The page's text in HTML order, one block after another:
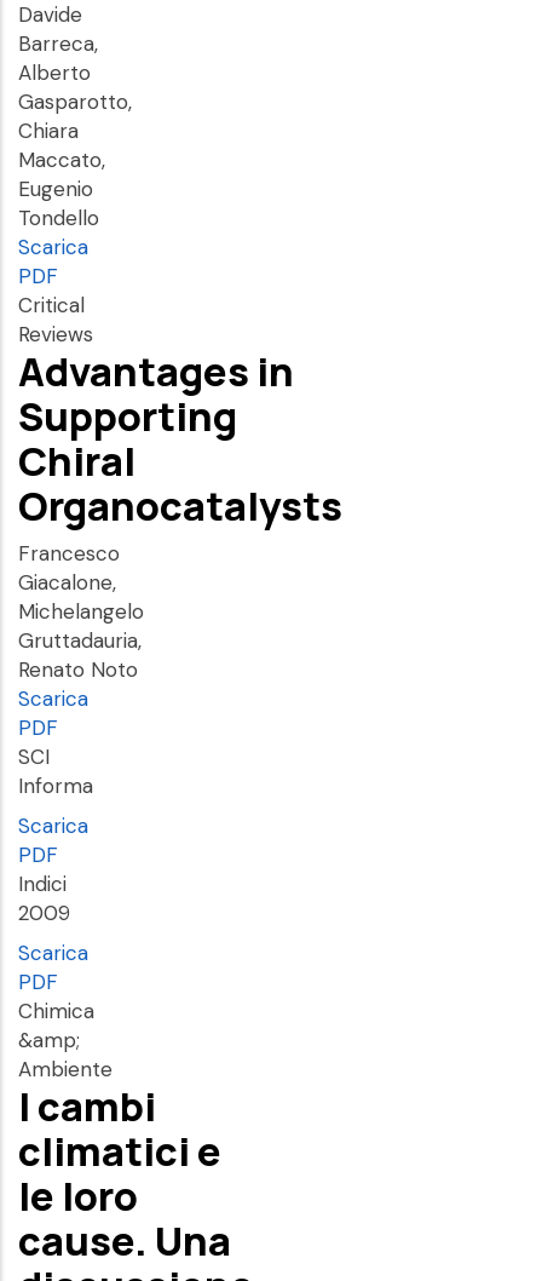
Davide
Barreca,
Alberto
Gasparotto,
Chiara
Maccato,
Eugenio
Tondello
Scarica
PDF
Critical
Reviews
Advantages in
Supporting
Chiral
Organocatalysts
Francesco
Giacalone,
Michelangelo
Gruttadauria,
Renato Noto
Scarica
PDF
SCI
Informa
Scarica
PDF
Indici
2009
Scarica
PDF
Chimica
&amp;
Ambiente
I cambi
climatici e
le loro
cause. Una